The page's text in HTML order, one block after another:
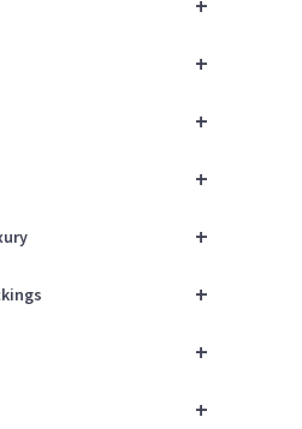
+
+
+
+
+
+
+